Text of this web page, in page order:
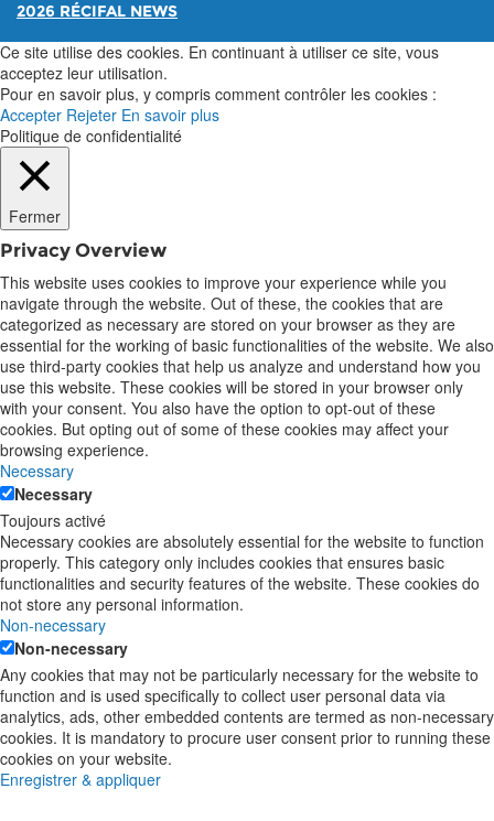
2026 RÉCIFAL NEWS
Ce site utilise des cookies. En continuant à utiliser ce site, vous
acceptez leur utilisation.
Pour en savoir plus, y compris comment contrôler les cookies :
Accepter Rejeter En savoir plus
Politique de confidentialité
Fermer
Privacy Overview
This website uses cookies to improve your experience while you
navigate through the website. Out of these, the cookies that are
categorized as necessary are stored on your browser as they are
essential for the working of basic functionalities of the website. We also
use third-party cookies that help us analyze and understand how you
use this website. These cookies will be stored in your browser only
with your consent. You also have the option to opt-out of these
cookies. But opting out of some of these cookies may affect your
browsing experience.
Necessary
Necessary
Toujours activé
Necessary cookies are absolutely essential for the website to function
properly. This category only includes cookies that ensures basic
functionalities and security features of the website. These cookies do
not store any personal information.
Non-necessary
Non-necessary
Any cookies that may not be particularly necessary for the website to
function and is used specifically to collect user personal data via
analytics, ads, other embedded contents are termed as non-necessary
cookies. It is mandatory to procure user consent prior to running these
cookies on your website.
Enregistrer & appliquer